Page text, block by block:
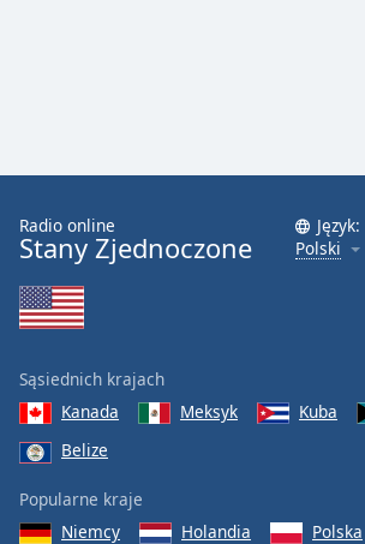
Radio online
Stany Zjednoczone
Język:
Polski
Sąsiednich krajach
Kanada
Meksyk Kuba
Belize
Popularne kraje
Niemcy
Holandia Polska